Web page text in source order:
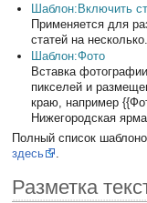
Шаблон:Включить
Применяется для
статей на несколько.
Шаблон:Фото
Вставка
пикселей и
краю, например
Нижегородская
Полный список
здесь
.
Разметка